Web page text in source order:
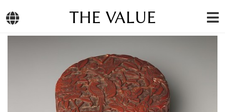
THE VALUE